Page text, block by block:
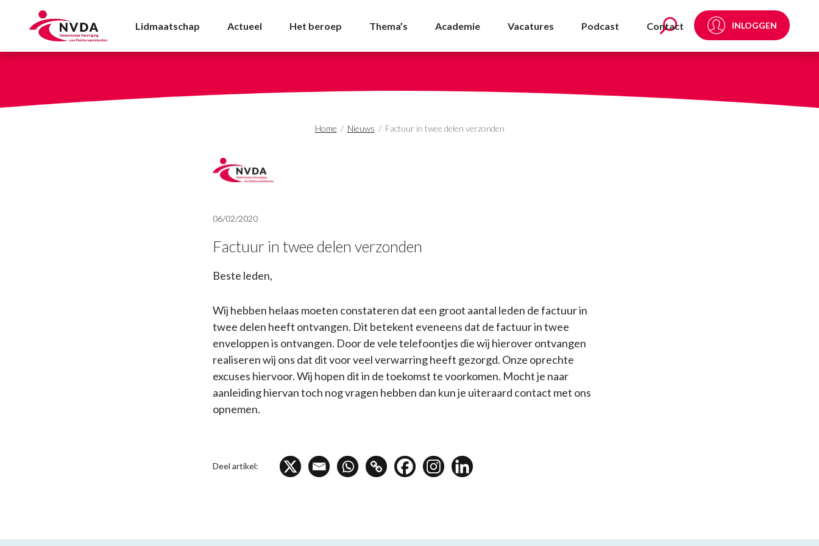
Factuur in twee delen verzonden - NVDA
Lidmaatschap Actueel Het beroep Thema’s Academie Vacatures Podcast Contact INLOGGEN
Home / Nieuws / Factuur in twee delen verzonden
06/02/2020
Factuur in twee delen verzonden
Beste leden,
Wij hebben helaas moeten constateren dat een groot aantal leden de factuur in
twee delen heeft ontvangen. Dit betekent eveneens dat de factuur in twee
enveloppen is ontvangen. Door de vele telefoontjes die wij hierover ontvangen
realiseren wij ons dat dit voor veel verwarring heeft gezorgd. Onze oprechte
excuses hiervoor. Wij hopen dit in de toekomst te voorkomen. Mocht je naar
aanleiding hiervan toch nog vragen hebben dan kun je uiteraard contact met ons
opnemen.
Deel artikel: